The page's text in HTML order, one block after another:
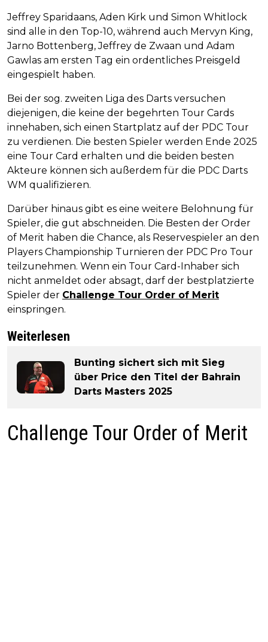
Jeffrey Sparidaans, Aden Kirk und Simon Whitlock
sind alle in den Top-10, während auch Mervyn King,
Jarno Bottenberg, Jeffrey de Zwaan und Adam
Gawlas am ersten Tag ein ordentliches Preisgeld
eingespielt haben.
Bei der sog. zweiten Liga des Darts versuchen
diejenigen, die keine der begehrten Tour Cards
innehaben, sich einen Startplatz auf der PDC Tour
zu verdienen. Die besten Spieler werden Ende 2025
eine Tour Card erhalten und die beiden besten
Akteure können sich außerdem für die PDC Darts
WM qualifizieren.
Darüber hinaus gibt es eine weitere Belohnung für
Spieler, die gut abschneiden. Die Besten der Order
of Merit haben die Chance, als Reservespieler an den
Players Championship Turnieren der PDC Pro Tour
teilzunehmen. Wenn ein Tour Card-Inhaber sich
nicht anmeldet oder absagt, darf der bestplatzierte
Spieler der Challenge Tour Order of Merit
einspringen.
Weiterlesen
Bunting sichert sich mit Sieg
über Price den Titel der Bahrain
Darts Masters 2025
Challenge Tour Order of Merit